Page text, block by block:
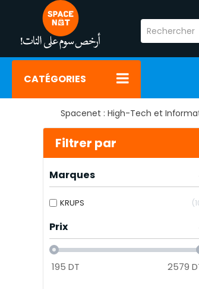
CATÉGORIES
Spacenet : High-Tech et
Filtrer par
Marques
KRUPS
Prix
195 DT 2579